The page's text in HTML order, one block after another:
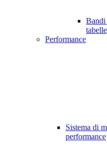
Bandi
Performance
Sistema di
performance